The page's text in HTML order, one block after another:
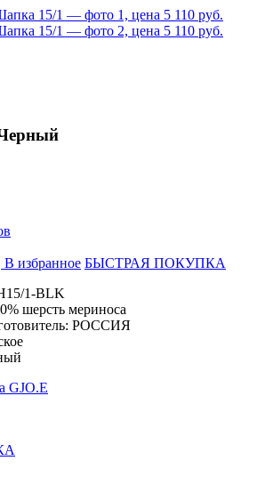
В избранное БЫСТРАЯ ПОКУПКА
1-BLK
шерсть мериноса
РОССИЯ
GJO.E